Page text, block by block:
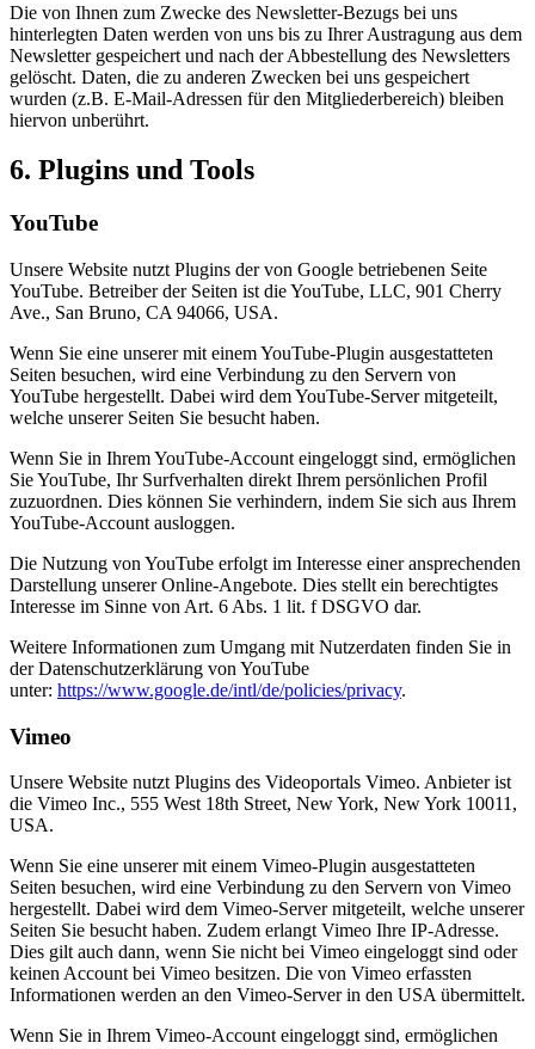
Die von Ihnen zum Zwecke des Newsletter-Bezugs bei uns
hinterlegten Daten werden von uns bis zu Ihrer Austragung aus dem
Newsletter gespeichert und nach der Abbestellung des Newsletters
gelöscht. Daten, die zu anderen Zwecken bei uns gespeichert
wurden (z.B. E-Mail-Adressen für den Mitgliederbereich) bleiben
hiervon unberührt.
6. Plugins und Tools
YouTube
Unsere Website nutzt Plugins der von Google betriebenen Seite
YouTube. Betreiber der Seiten ist die YouTube, LLC, 901 Cherry
Ave., San Bruno, CA 94066, USA.
Wenn Sie eine unserer mit einem YouTube-Plugin ausgestatteten
Seiten besuchen, wird eine Verbindung zu den Servern von
YouTube hergestellt. Dabei wird dem YouTube-Server mitgeteilt,
welche unserer Seiten Sie besucht haben.
Wenn Sie in Ihrem YouTube-Account eingeloggt sind, ermöglichen
Sie YouTube, Ihr Surfverhalten direkt Ihrem persönlichen Profil
zuzuordnen. Dies können Sie verhindern, indem Sie sich aus Ihrem
YouTube-Account ausloggen.
Die Nutzung von YouTube erfolgt im Interesse einer ansprechenden
Darstellung unserer Online-Angebote. Dies stellt ein berechtigtes
Interesse im Sinne von Art. 6 Abs. 1 lit. f DSGVO dar.
Weitere Informationen zum Umgang mit Nutzerdaten finden Sie in
der Datenschutzerklärung von YouTube
unter: https://www.google.de/intl/de/policies/privacy.
Vimeo
Unsere Website nutzt Plugins des Videoportals Vimeo. Anbieter ist
die Vimeo Inc., 555 West 18th Street, New York, New York 10011,
USA.
Wenn Sie eine unserer mit einem Vimeo-Plugin ausgestatteten
Seiten besuchen, wird eine Verbindung zu den Servern von Vimeo
hergestellt. Dabei wird dem Vimeo-Server mitgeteilt, welche unserer
Seiten Sie besucht haben. Zudem erlangt Vimeo Ihre IP-Adresse.
Dies gilt auch dann, wenn Sie nicht bei Vimeo eingeloggt sind oder
keinen Account bei Vimeo besitzen. Die von Vimeo erfassten
Informationen werden an den Vimeo-Server in den USA übermittelt.
Wenn Sie in Ihrem Vimeo-Account eingeloggt sind, ermöglichen